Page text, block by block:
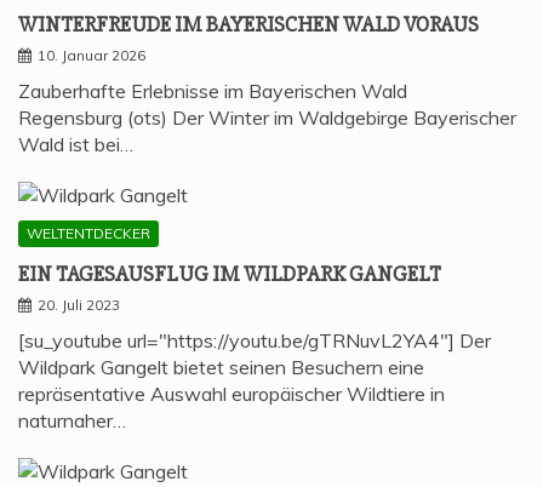
WIN­TER­FREU­DE IM BAYE­RI­SCHEN WALD VORAUS
10. Januar 2026
Zauberhafte Erlebnisse im Bayerischen Wald
Regensburg (ots) Der Winter im Waldgebirge Bayerischer
Wald ist bei…
WELTENTDECKER
EIN TAGES­AUS­FLUG IM WILD­PARK GANGELT
20. Juli 2023
[su_youtube url="https://youtu.be/gTRNuvL2YA4"] Der
Wildpark Gangelt bietet seinen Besuchern eine
repräsentative Auswahl europäischer Wildtiere in
naturnaher…